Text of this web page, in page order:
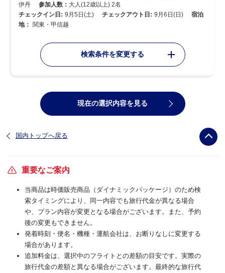
伊丹
参加人数： 大人(12歳以上) 2名
チェックイン日: 9月5日(土) チェックアウト日: 9月6日(日)
宿泊
地： 関東・甲信越
検索条件を変更する
現在の選択内容を見る
国内トップへ戻る
重要なご案内
当商品は時価販売商品（ダイナミックパッケージ）のため検
索タイミングにより、同一内容でも旅行代金が異なる場合
や、プラン内容が変更となる場合がございます。また、予約
後の変更もできません。
発着時刻・便名・機種・運航会社は、お断りなしに変更する
場合があります。
追加料金は、選択中のフライトとの差額の目安です。実際の
旅行代金の差額と異なる場合がございます。最終的な旅行代